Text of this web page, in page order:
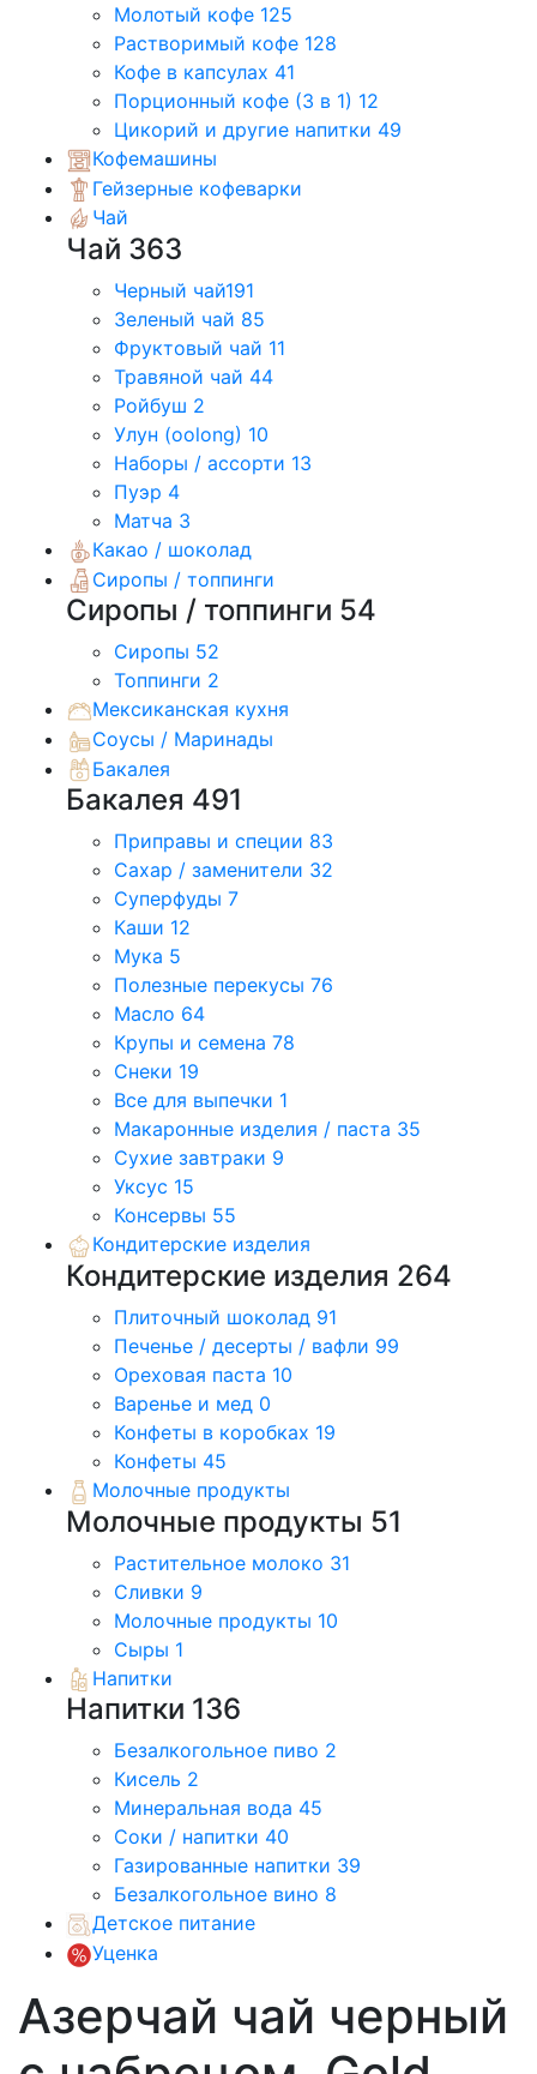
Молотый кофе 125
Растворимый кофе 128
Кофе в капсулах 41
Порционный кофе (3 в 1) 12
Цикорий и другие напитки 49
Кофемашины
Гейзерные кофеварки
Чай
Чай 363
Черный чай191
Зеленый чай 85
Фруктовый чай 11
Травяной чай 44
Ройбуш 2
Улун (oolong) 10
Наборы / ассорти 13
Пуэр 4
Матча 3
Какао / шоколад
Сиропы / топпинги
Сиропы / топпинги 54
Сиропы 52
Топпинги 2
Мексиканская кухня
Соусы / Маринады
Бакалея
Бакалея 491
Приправы и специи 83
Сахар / заменители 32
Суперфуды 7
Каши 12
Мука 5
Полезные перекусы 76
Масло 64
Крупы и семена 78
Снеки 19
Все для выпечки 1
Макаронные изделия / паста 35
Сухие завтраки 9
Уксус 15
Консервы 55
Кондитерские изделия
Кондитерские изделия 264
Плиточный шоколад 91
Печенье / десерты / вафли 99
Ореховая паста 10
Варенье и мед 0
Конфеты в коробках 19
Конфеты 45
Молочные продукты
Молочные продукты 51
Растительное молоко 31
Сливки 9
Молочные продукты 10
Сыры 1
Напитки
Напитки 136
Безалкогольное пиво 2
Кисель 2
Минеральная вода 45
Соки / напитки 40
Газированные напитки 39
Безалкогольное вино 8
Детское питание
Уценка
Азерчай чай черный